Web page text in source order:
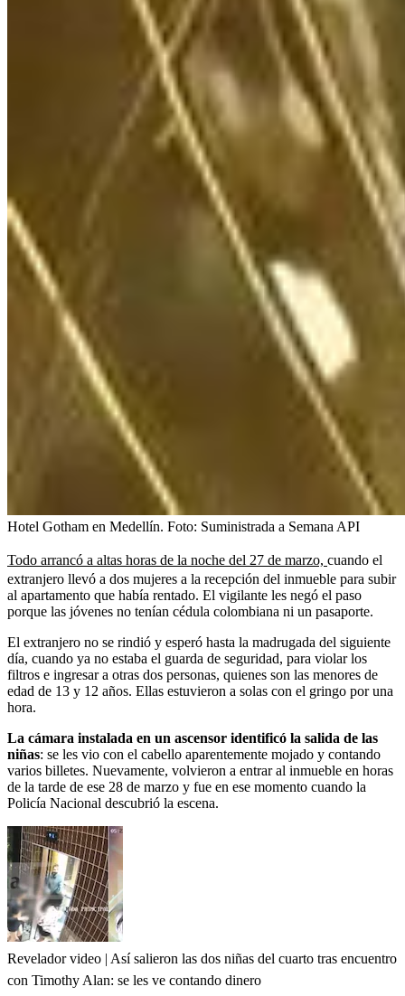
Hotel Gotham en Medellín. Foto: Suministrada a Semana API
Todo arrancó a altas horas de la noche del 27 de marzo, cuando el
extranjero llevó a dos mujeres a la recepción del inmueble para subir
al apartamento que había rentado. El vigilante les negó el paso
porque las jóvenes no tenían cédula colombiana ni un pasaporte.
El extranjero no se rindió y esperó hasta la madrugada del siguiente
día, cuando ya no estaba el guarda de seguridad, para violar los
filtros e ingresar a otras dos personas, quienes son las menores de
edad de 13 y 12 años. Ellas estuvieron a solas con el gringo por una
hora.
La cámara instalada en un ascensor identificó la salida de las
niñas: se les vio con el cabello aparentemente mojado y contando
varios billetes. Nuevamente, volvieron a entrar al inmueble en horas
de la tarde de ese 28 de marzo y fue en ese momento cuando la
Policía Nacional descubrió la escena.
Revelador video | Así salieron las dos niñas del cuarto tras encuentro
con Timothy Alan: se les ve contando dinero